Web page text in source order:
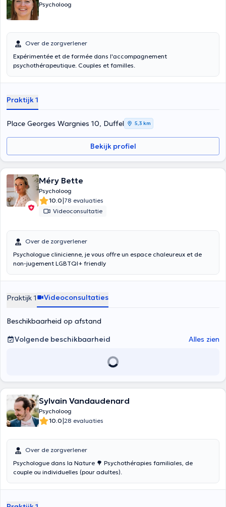
Psycholoog
Over de zorgverlener
Expérimentée et de formée dans l'accompagnement
psychothérapeutique. Couples et familles.
Praktijk 1
Place Georges Wargnies 10, Duffel 5,3 km
Bekijk profiel
Méry Bette
Psycholoog
10.0|78 evaluaties
Videoconsultatie
Over de zorgverlener
Psychologue clinicienne, je vous offre un espace chaleureux et de
non-jugement LGBTQI+ friendly
Praktijk 1 Videoconsultaties
Beschikbaarheid op afstand
Volgende beschikbaarheid
Alles zien
Sylvain Vandaudenard
Psycholoog
10.0|28 evaluaties
Over de zorgverlener
Psychologue dans la Nature 🌳 Psychothérapies familiales, de
couple ou individuelles (pour adultes).